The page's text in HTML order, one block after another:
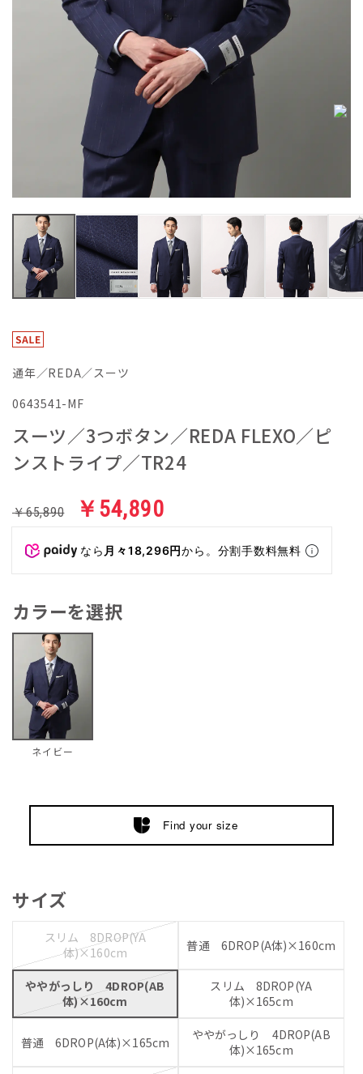
通年／REDA／スーツ
0643541-MF
スーツ／3つボタン／REDA FLEXO／ピ
ンストライプ／TR24
￥65,890 ￥54,890
なら 月々18,296円から。分割手数料無料
カラーを選択
ネイビー
Find your size
サイズ
スリム 8DROP(YA
体)×160cm
普通 6DROP(A体)×160cm
ややがっしり 4DROP(AB
体)×160cm
スリム 8DROP(YA
体)×165cm
普通 6DROP(A体)×165cm
ややがっしり 4DROP(AB
体)×165cm